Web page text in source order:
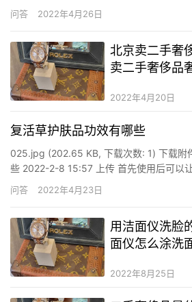
柜的货是一样的吗? 017.jpg (179.45 KB,
2021-12-30 15:06 上传 买手店和专柜的货
问答 2022年4月26日
北京卖二手奢
卖二手奢侈品
2022年4月20日
复活草护肤品功效有哪些
025.jpg (202.65 KB, 下载次数: 1) 下载附
些 2022-2-8 15:57 上传 首先使用后可以
好，从而让皮肤细胞变得很饱满，充满活
缺水的现象，也能减少干皮或者代谢慢的
问答 2022年4月23日
用洁面仪洗脸
面仪怎么涂洗
2022年8月25日